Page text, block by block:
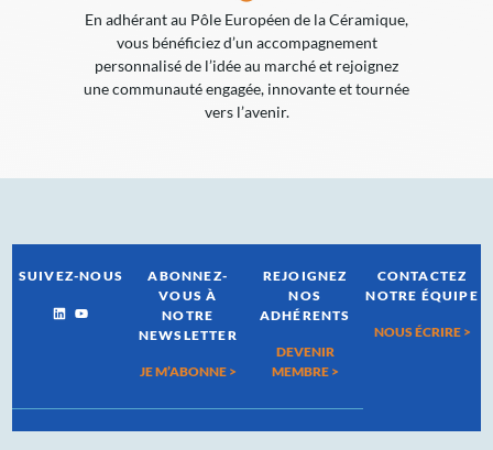
En adhérant au Pôle Européen de la Céramique,
vous bénéficiez d’un accompagnement
personnalisé de l’idée au marché et rejoignez
une communauté engagée, innovante et tournée
vers l’avenir.
SUIVEZ-NOUS
ABONNEZ-
VOUS À
NOTRE
NEWSLETTER
JE M’ABONNE >
REJOIGNEZ
NOS
ADHÉRENTS
DEVENIR
MEMBRE >
CONTACTEZ
NOTRE ÉQUIPE
NOUS ÉCRIRE >